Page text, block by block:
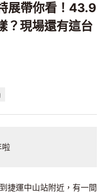
展帶你看！43.9
？現場還有這台
捷運中山站附近，有一間